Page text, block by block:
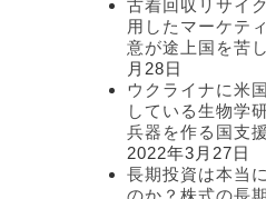
古着回収リサイ
用したマーケテ
意が途上国を苦
月28日
ウクライナに米
している生物学
兵器を作る国支
2022年3月27日
長期投資は本当
のか？株式の長